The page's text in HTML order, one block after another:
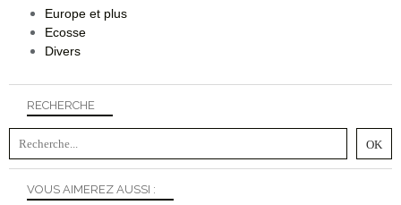
RECHERCHE
VOUS AIMEREZ AUSSI :
Europe et plus
Ecosse
Divers